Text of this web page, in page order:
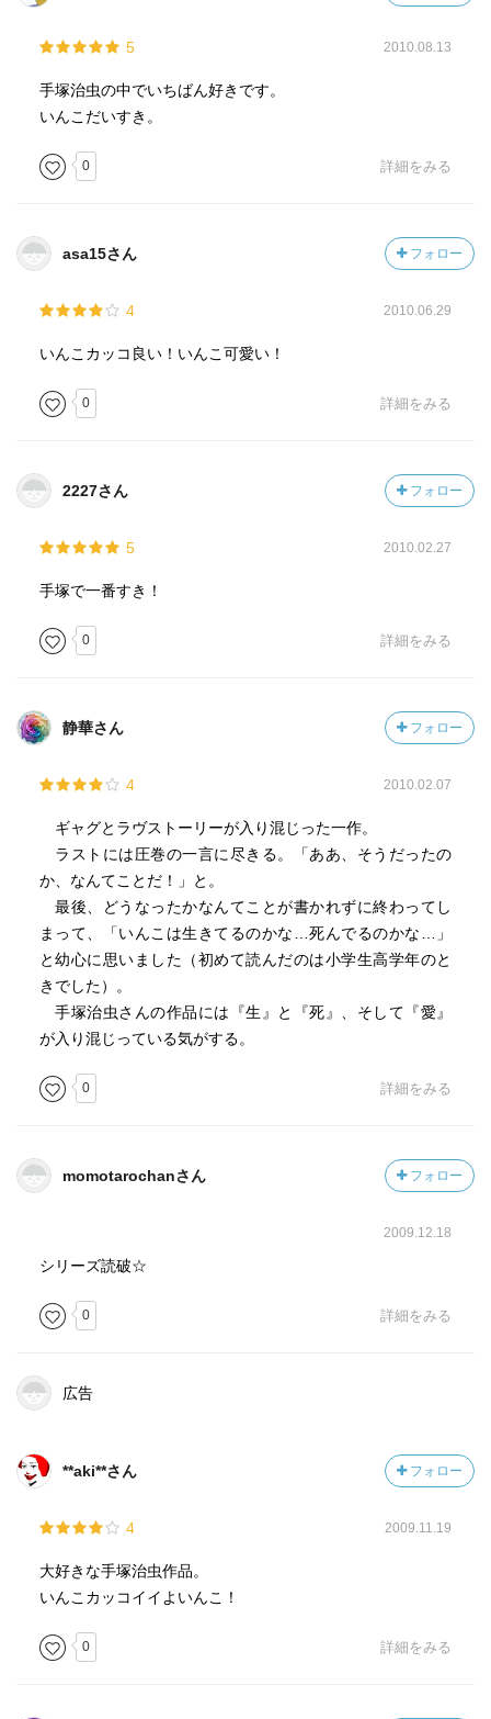
5 2010.08.13
手塚治虫の中でいちばん好きです。
いんこだいすき。
0 詳細をみる
asa15さん フォロー
4 2010.06.29
いんこカッコ良い！いんこ可愛い！
0 詳細をみる
2227さん フォロー
5 2010.02.27
手塚で一番すき！
0 詳細をみる
静華さん フォロー
4 2010.02.07
ギャグとラヴストーリーが入り混じった一作。
ラストには圧巻の一言に尽きる。「ああ、そうだったの
か、なんてことだ！」と。
最後、どうなったかなんてことが書かれずに終わってし
まって、「いんこは生きてるのかな…死んでるのかな…」
と幼心に思いました（初めて読んだのは小学生高学年のと
きでした）。
手塚治虫さんの作品には『生』と『死』、そして『愛』
が入り混じっている気がする。
0 詳細をみる
momotarochanさん フォロー
2009.12.18
シリーズ読破☆
0 詳細をみる
広告
**aki**さん フォロー
4 2009.11.19
大好きな手塚治虫作品。
いんこカッコイイよいんこ！
0 詳細をみる